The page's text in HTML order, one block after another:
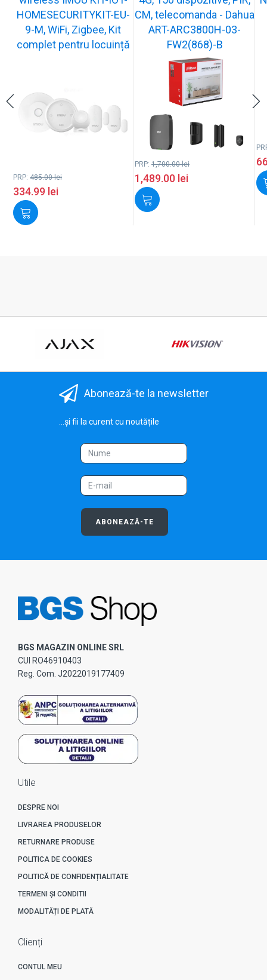
HOMESECURITYKIT-EU-
9-M, WiFi, Zigbee, Kit
complet pentru locuință
PRP: 485.00lei
334.99 lei
CM, telecomanda - Dahua
ART-ARC3800H-03-
FW2(868)-B
PRP: 1,700.00lei
1,489.00 lei
Abonează-te la newsletter
...și fii la curent cu noutățile
ABONEAZĂ-TE
BGS MAGAZIN ONLINE SRL
CUI RO46910403
Reg. Com. J2022019177409
Utile
DESPRE NOI
LIVRAREA PRODUSELOR
RETURNARE PRODUSE
POLITICA DE COOKIES
POLITICĂ DE CONFIDENȚIALITATE
TERMENI ȘI CONDITII
MODALITĂȚI DE PLATĂ
Clienți
CONTUL MEU